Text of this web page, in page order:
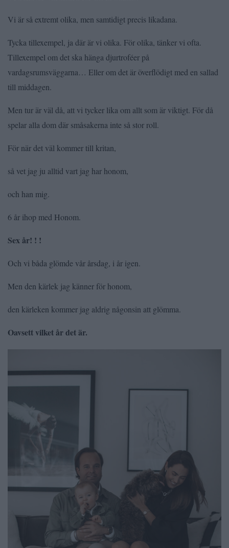
Vi är så extremt olika, men samtidigt precis likadana.
Tycka tillexempel, ja där är vi olika. För olika, tänker vi ofta.
Tillexempel om det ska hänga djurtroféer på
vardagsrumsväggarna… Eller om det är överflödigt med en sallad
till middagen.
Men tur är väl då, att vi tycker lika om allt som är viktigt. För då
spelar alla dom där småsakerna inte så stor roll.
För när det väl kommer till kritan,
så vet jag ju alltid vart jag har honom,
och han mig.
6 år ihop med Honom.
Sex år! ! !
Och vi båda glömde vår årsdag, i år igen.
Men den kärlek jag känner för honom,
den kärleken kommer jag aldrig någonsin att glömma.
Oavsett vilket år det är.